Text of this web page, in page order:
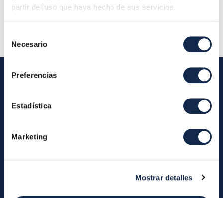
partir del uso que haya hecho de sus servicios.
consentimiento
Necesario
Preferencias
Estadística
Marketing
Mostrar detalles
Descripción:
Iberpay
About us